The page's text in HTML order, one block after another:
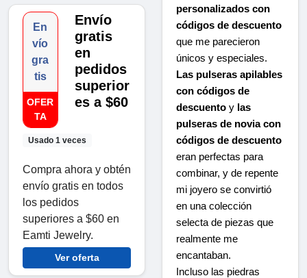
En
vío
gra
tis
OFER
TA
Usado 1 veces
Envío
gratis
en
pedidos
superior
es a $60
Compra ahora y obtén
envío gratis en todos
los pedidos
superiores a $60 en
Eamti Jewelry.
Ver oferta
personalizados con
códigos de descuento
que me parecieron
únicos y especiales.
Las pulseras apilables
con códigos de
descuento y las
pulseras de novia con
códigos de descuento
eran perfectas para
combinar, y de repente
mi joyero se convirtió
en una colección
selecta de piezas que
realmente me
encantaban.
Incluso las piedras